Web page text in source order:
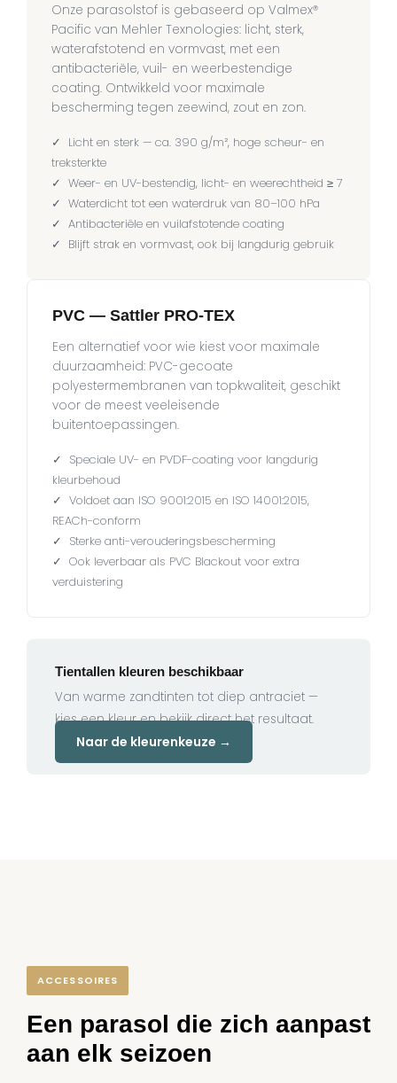
Onze parasolstof is gebaseerd op Valmex®
Pacific van Mehler Texnologies: licht, sterk,
waterafstotend en vormvast, met een
antibacteriële, vuil- en weerbestendige
coating. Ontwikkeld voor maximale
bescherming tegen zeewind, zout en zon.
✓ Licht en sterk — ca. 390 g/m², hoge scheur- en
treksterkte
✓ Weer- en UV-bestendig, licht- en weerechtheid ≥ 7
✓ Waterdicht tot een waterdruk van 80–100 hPa
✓ Antibacteriële en vuilafstotende coating
✓ Blijft strak en vormvast, ook bij langdurig gebruik
PVC — Sattler PRO-TEX
Een alternatief voor wie kiest voor maximale
duurzaamheid: PVC-gecoate
polyestermembranen van topkwaliteit, geschikt
voor de meest veeleisende
buitentoepassingen.
✓ Speciale UV- en PVDF-coating voor langdurig
kleurbehoud
✓ Voldoet aan ISO 9001:2015 en ISO 14001:2015,
REACh-conform
✓ Sterke anti-verouderingsbescherming
✓ Ook leverbaar als PVC Blackout voor extra
verduistering
Tientallen kleuren beschikbaar
Van warme zandtinten tot diep antraciet —
kies een kleur en bekijk direct het resultaat.
Naar de kleurenkeuze →
ACCESSOIRES
Een parasol die zich aanpast
aan elk seizoen